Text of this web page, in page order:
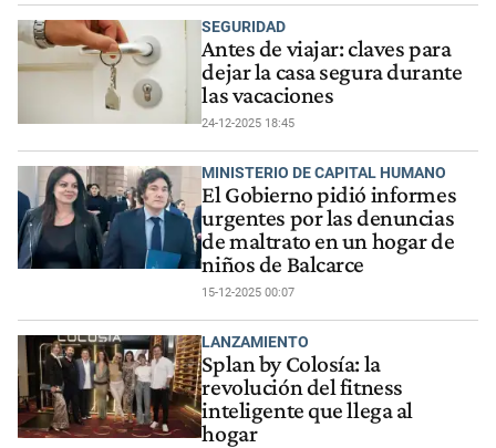
SEGURIDAD
Antes de viajar: claves para
dejar la casa segura durante
las vacaciones
24-12-2025 18:45
MINISTERIO DE CAPITAL HUMANO
El Gobierno pidió informes
urgentes por las denuncias
de maltrato en un hogar de
niños de Balcarce
15-12-2025 00:07
LANZAMIENTO
Splan by Colosía: la
revolución del fitness
inteligente que llega al
hogar